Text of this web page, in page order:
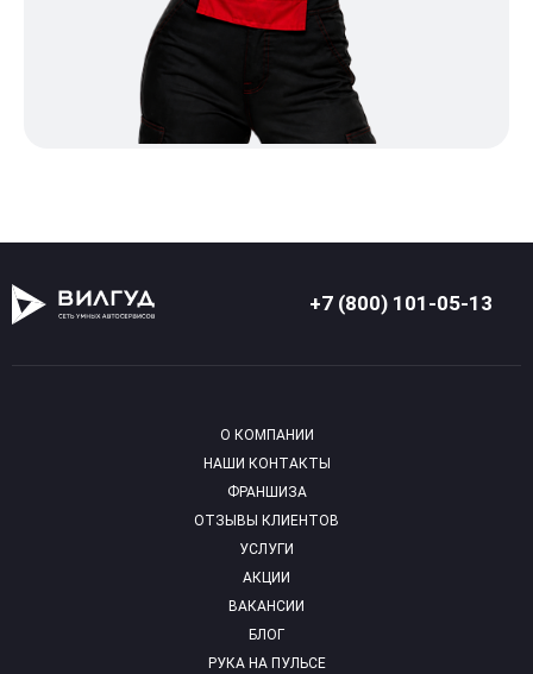
+7 (800) 101-05-13
О КОМПАНИИ
НАШИ КОНТАКТЫ
ФРАНШИЗА
ОТЗЫВЫ КЛИЕНТОВ
УСЛУГИ
АКЦИИ
ВАКАНСИИ
БЛОГ
РУКА НА ПУЛЬСЕ